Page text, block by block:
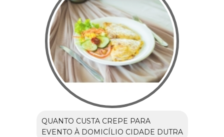
QUANTO CUSTA CREPE PARA
EVENTO À DOMICÍLIO CIDADE DUTRA